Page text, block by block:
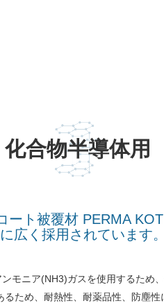
化合物半導体用
ート被覆材 PERMA
広く採用されています。
モニア(NH3)ガスを使用するため
るため、耐熱性、耐薬品性、防塵